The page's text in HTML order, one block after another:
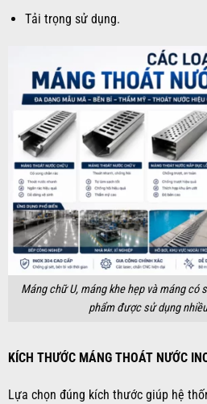
Tải trọng sử dụng.
Máng chữ U, máng khe hẹp và máng có
phẩm được sử dụng
KÍCH THƯỚC MÁNG THOÁT NƯỚC
Lựa chọn đúng kích thước giúp hệ